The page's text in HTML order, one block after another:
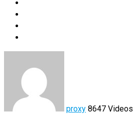
proxy 8647 Videos